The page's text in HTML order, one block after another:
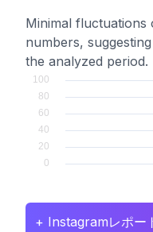
Minimal
numbers,
the analyzed period.
+ Instagramレポー